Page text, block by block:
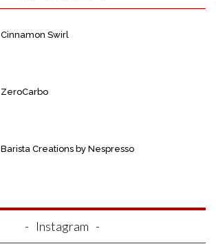
Cinnamon Swirl
ZeroCarbo
Barista Creations by Nespresso
Instagram